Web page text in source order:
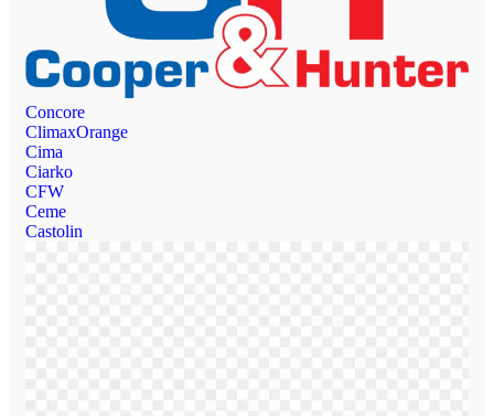
Concore
ClimaxOrange
Cima
Ciarko
CFW
Ceme
Castolin